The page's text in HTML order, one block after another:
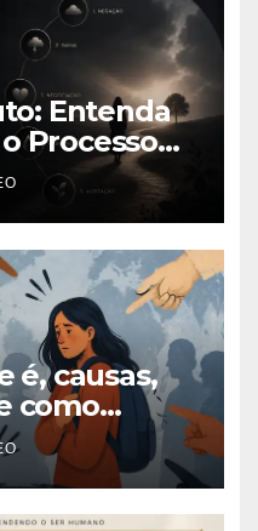
Entenda
Processo
é, causas,
como